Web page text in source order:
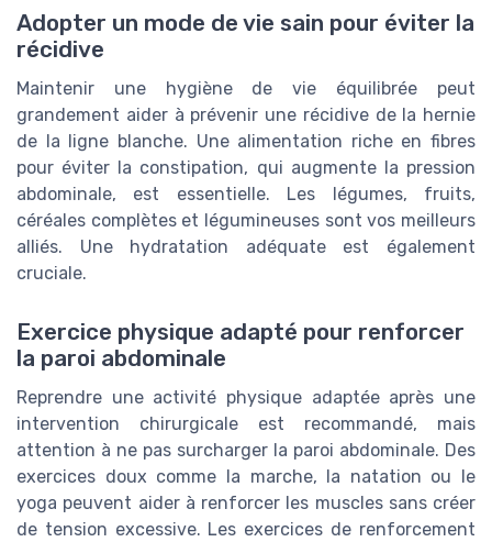
Adopter un mode de vie sain pour éviter la
récidive
Maintenir une hygiène de vie équilibrée peut
grandement aider à prévenir une récidive de la hernie
de la ligne blanche. Une alimentation riche en fibres
pour éviter la constipation, qui augmente la pression
abdominale, est essentielle. Les légumes, fruits,
céréales complètes et légumineuses sont vos meilleurs
alliés. Une hydratation adéquate est également
cruciale.
Exercice physique adapté pour renforcer
la paroi abdominale
Reprendre une activité physique adaptée après une
intervention chirurgicale est recommandé, mais
attention à ne pas surcharger la paroi abdominale. Des
exercices doux comme la marche, la natation ou le
yoga peuvent aider à renforcer les muscles sans créer
de tension excessive. Les exercices de renforcement